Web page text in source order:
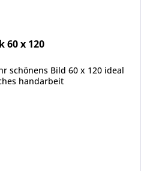
60 x 120
schönens Bild 60 x 120 ideal
handarbeit